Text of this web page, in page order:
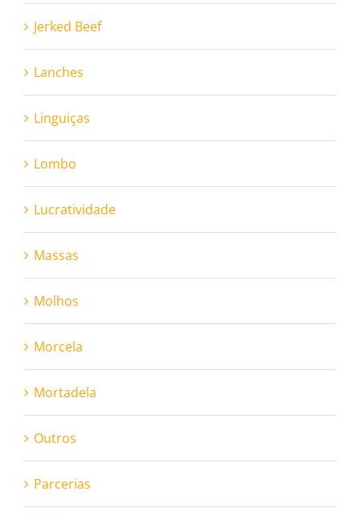
Jerked Beef
Lanches
Linguiças
Lombo
Lucratividade
Massas
Molhos
Morcela
Mortadela
Outros
Parcerias